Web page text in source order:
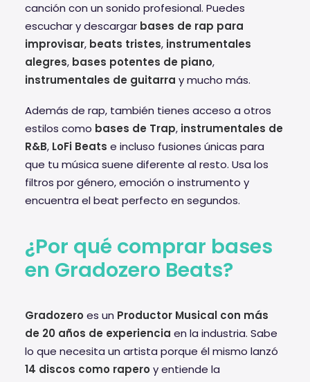
canción con un sonido profesional. Puedes
escuchar y descargar bases de rap para
improvisar, beats tristes, instrumentales
alegres, bases potentes de piano,
instrumentales de guitarra y mucho más.
Además de rap, también tienes acceso a otros
estilos como bases de Trap, instrumentales de
R&B, LoFi Beats e incluso fusiones únicas para
que tu música suene diferente al resto. Usa los
filtros por género, emoción o instrumento y
encuentra el beat perfecto en segundos.
¿Por qué comprar bases
en Gradozero Beats?
Gradozero es un Productor Musical con más
de 20 años de experiencia en la industria. Sabe
lo que necesita un artista porque él mismo lanzó
14 discos como rapero y entiende la